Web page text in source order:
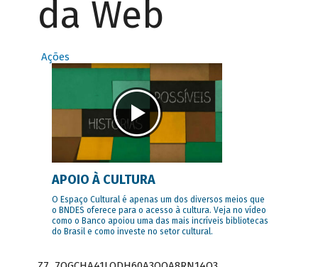
da Web
Ações
APOIO À CULTURA
O Espaço Cultural é apenas um dos diversos meios que
o BNDES oferece para o acesso à cultura. Veja no vídeo
como o Banco apoiou uma das mais incríveis bibliotecas
do Brasil e como investe no setor cultural.